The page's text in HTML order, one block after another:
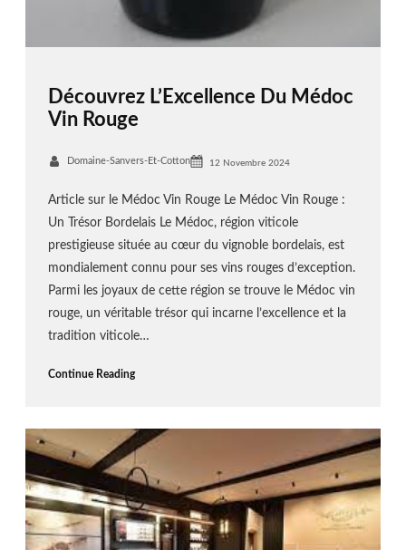
Découvrez L’Excellence Du Médoc
Vin Rouge
Domaine-Sanvers-Et-Cotton 12 Novembre 2024
Article sur le Médoc Vin Rouge Le Médoc Vin Rouge :
Un Trésor Bordelais Le Médoc, région viticole
prestigieuse située au cœur du vignoble bordelais, est
mondialement connu pour ses vins rouges d’exception.
Parmi les joyaux de cette région se trouve le Médoc vin
rouge, un véritable trésor qui incarne l’excellence et la
tradition viticole…
Continue Reading